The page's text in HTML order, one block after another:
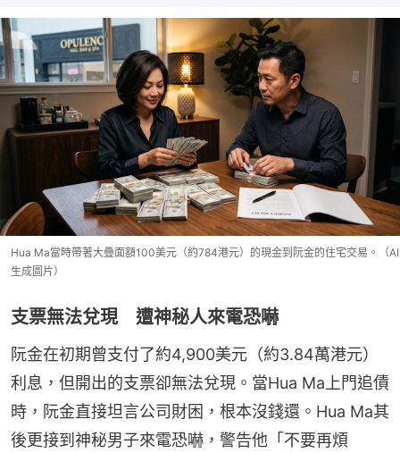
Hua Ma當時帶著大疊面額100美元（約784港元）的現金到阮金的住宅交易。（AI
生成圖片）
支票無法兌現 遭神秘人來電恐嚇
阮金在初期曾支付了約4,900美元（約3.84萬港元）
利息，但開出的支票卻無法兌現。當Hua Ma上門追債
時，阮金直接坦言公司財困，根本沒錢還。Hua Ma其
後更接到神秘男子來電恐嚇，警告他「不要再煩